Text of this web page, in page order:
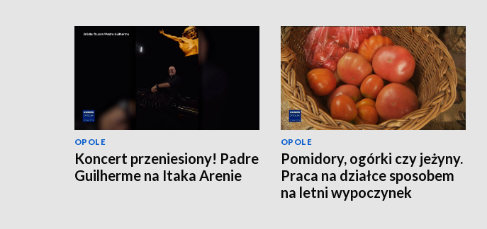
OPOLE
Koncert przeniesiony! Padre
Guilherme na Itaka Arenie
OPOLE
Pomidory, ogórki czy jeżyny.
Praca na działce sposobem
na letni wypoczynek